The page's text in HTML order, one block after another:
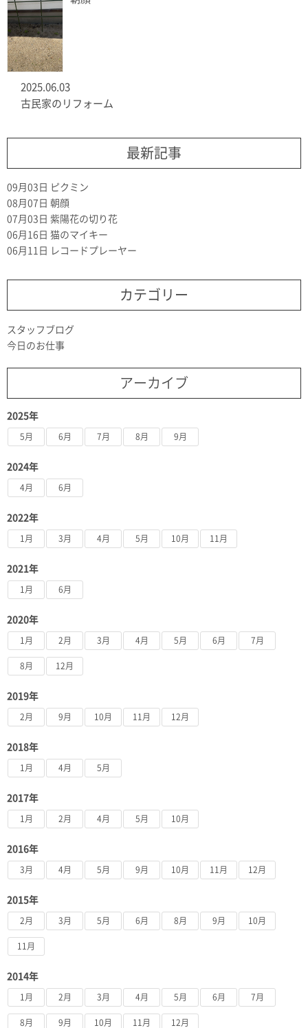
2025.06.03
古民家のリフォーム
最新記事
09月03日
ピクミン
08月07日 朝顔
07月03日 紫陽花の切り花
06月16日 猫のマイキー
06月11日
レコードプレーヤー
カテゴリー
スタッフブログ
今日のお仕事
アーカイブ
2025年
5月 6月 7月 8月 9月
2024年
4月 6月
2022年
1月 3月 4月 5月 10月 11月
2021年
1月 6月
2020年
1月 2月 3月 4月 5月 6月 7月
8月 12月
2019年
2月 9月 10月 11月 12月
2018年
1月 4月 5月
2017年
1月 2月 4月 5月 10月
2016年
3月 4月 5月 9月 10月 11月 12月
2015年
2月 3月 5月 6月 8月 9月 10月
11月
2014年
1月 2月 3月 4月 5月 6月 7月
8月 9月 10月 11月 12月